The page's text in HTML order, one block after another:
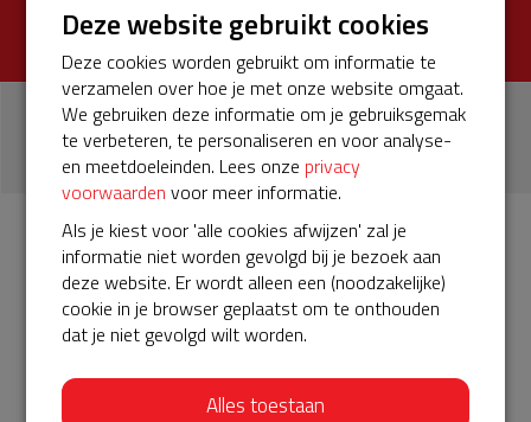
€ 200
Univé Buurtfonds
1
donatie
Info Donateurs 1
Het servicepakket van onze BuurtAED verloopt bijna en
blijft. Help je mee? Doneer voor ons servicepakket!
Deze website gebruikt cookies
Deze cookies worden gebruikt om informatie te
verzamelen over hoe je met onze website omgaat.
We gebruiken deze informatie om je gebruiksgemak
te verbeteren, te personaliseren en voor analyse-
en meetdoeleinden. Lees onze privacy
voorwaarden voor meer informatie.
Als je kiest voor 'alle cookies afwijzen' zal je
informatie niet worden gevolgd bij je bezoek aan
deze website. Er wordt alleen een (noodzakelijke)
cookie in je browser geplaatst om te onthouden
dat je niet gevolgd wilt worden.
Alles toestaan